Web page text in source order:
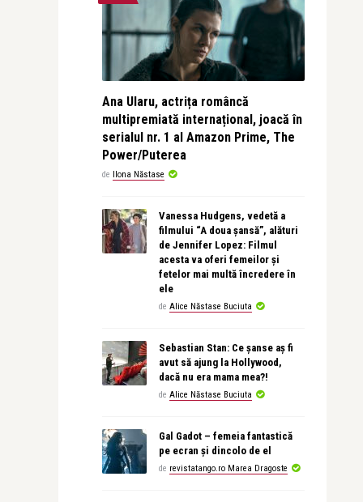
Ana Ularu, actrița româncă
multipremiată internațional, joacă în
serialul nr. 1 al Amazon Prime, The
Power/Puterea
de Ilona Năstase
Vanessa Hudgens, vedetă a
filmului “A doua șansă”, alături
de Jennifer Lopez: Filmul
acesta va oferi femeilor și
fetelor mai multă încredere în
ele
de Alice Năstase Buciuta
Sebastian Stan: Ce șanse aș fi
avut să ajung la Hollywood,
dacă nu era mama mea?!
de Alice Năstase Buciuta
Gal Gadot – femeia fantastică
pe ecran și dincolo de el
de revistatango.ro Marea Dragoste